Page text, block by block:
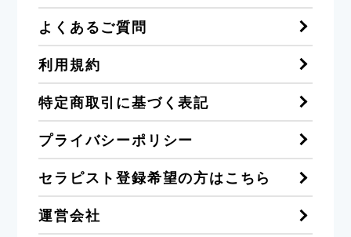
よくあるご質問
利用規約
特定商取引に基づく表記
プライバシーポリシー
セラピスト登録希望の方はこちら
運営会社